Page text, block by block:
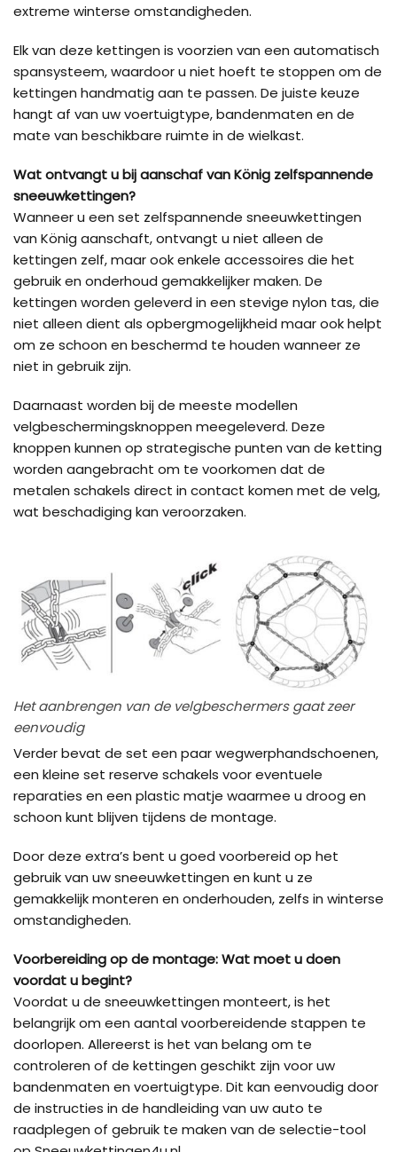
extreme winterse omstandigheden.
Elk van deze kettingen is voorzien van een automatisch
spansysteem, waardoor u niet hoeft te stoppen om de
kettingen handmatig aan te passen. De juiste keuze
hangt af van uw voertuigtype, bandenmaten en de
mate van beschikbare ruimte in de wielkast.
Wat ontvangt u bij aanschaf van König zelfspannende
sneeuwkettingen?
Wanneer u een set zelfspannende sneeuwkettingen
van König aanschaft, ontvangt u niet alleen de
kettingen zelf, maar ook enkele accessoires die het
gebruik en onderhoud gemakkelijker maken. De
kettingen worden geleverd in een stevige nylon tas, die
niet alleen dient als opbergmogelijkheid maar ook helpt
om ze schoon en beschermd te houden wanneer ze
niet in gebruik zijn.
Daarnaast worden bij de meeste modellen
velgbeschermingsknoppen meegeleverd. Deze
knoppen kunnen op strategische punten van de ketting
worden aangebracht om te voorkomen dat de
metalen schakels direct in contact komen met de velg,
wat beschadiging kan veroorzaken.
Het aanbrengen van de velgbeschermers gaat zeer
eenvoudig
Verder bevat de set een paar wegwerphandschoenen,
een kleine set reserve schakels voor eventuele
reparaties en een plastic matje waarmee u droog en
schoon kunt blijven tijdens de montage.
Door deze extra’s bent u goed voorbereid op het
gebruik van uw sneeuwkettingen en kunt u ze
gemakkelijk monteren en onderhouden, zelfs in winterse
omstandigheden.
Voorbereiding op de montage: Wat moet u doen
voordat u begint?
Voordat u de sneeuwkettingen monteert, is het
belangrijk om een aantal voorbereidende stappen te
doorlopen. Allereerst is het van belang om te
controleren of de kettingen geschikt zijn voor uw
bandenmaten en voertuigtype. Dit kan eenvoudig door
de instructies in de handleiding van uw auto te
raadplegen of gebruik te maken van de selectie-tool